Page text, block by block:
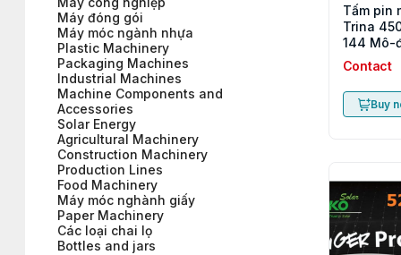
Máy đóng gói
Máy móc ngành nhựa
Plastic Machinery
Packaging Machines
Industrial Machines
Machine Components and
Accessories
Solar Energy
Agricultural Machinery
Construction Machinery
Production Lines
Food Machinery
Máy móc nghành giấy
Paper Machinery
Các loại chai lọ
Bottles and jars
Tấm pin
Trina
144 Mô-
Mono
Contact
Buy